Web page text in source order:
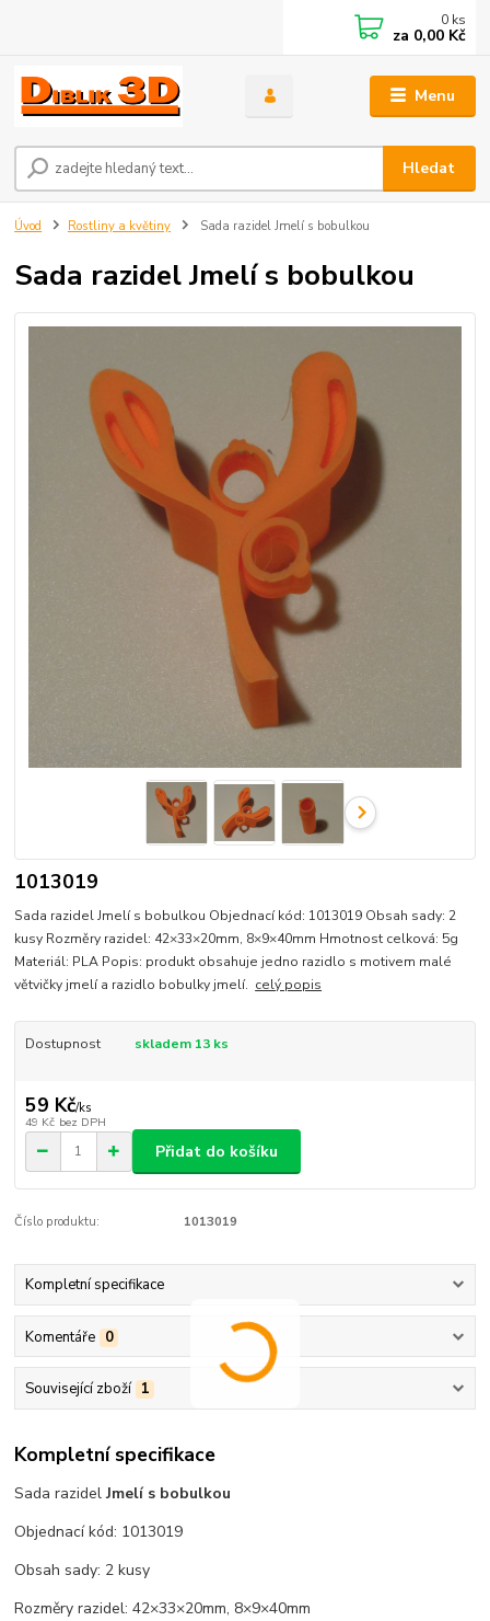
Menu
Hledat
0 ks
za 0,00 Kč
Úvod Rostliny a květiny Sada razidel Jmelí s bobulkou
Sada razidel Jmelí s bobulkou
1013019
Sada razidel Jmelí s bobulkou Objednací kód: 1013019 Obsah sady: 2
kusy Rozměry razidel: 42×33×20mm, 8×9×40mm Hmotnost celková: 5g
Materiál: PLA Popis: produkt obsahuje jedno razidlo s motivem malé
větvičky jmelí a razidlo bobulky jmelí. celý popis
Dostupnost skladem 13 ks
59 Kč/ks
49 Kč bez DPH
Přidat do košíku
Číslo produktu: 1013019
Kompletní specifikace
Komentáře 0
Související zboží 1
Kompletní specifikace
Sada razidelJmelí s bobulkou
Objednací kód: 1013019
Obsah sady: 2 kusy
Rozměry razidel: 42×33×20mm, 8×9×40mm